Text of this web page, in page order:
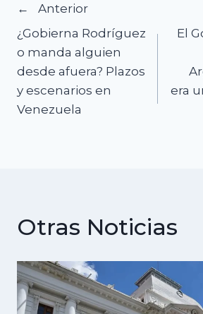
Navegación
de
entradas
Anterior
¿Gobierna Rodríguez
o manda alguien
desde afuera? Plazos
y escenarios en
Venezuela
El
era
Otras Noticias